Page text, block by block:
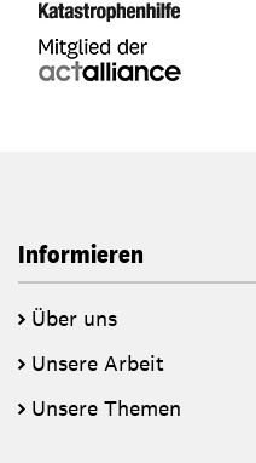
Informieren
Über uns
Unsere Arbeit
Unsere Themen